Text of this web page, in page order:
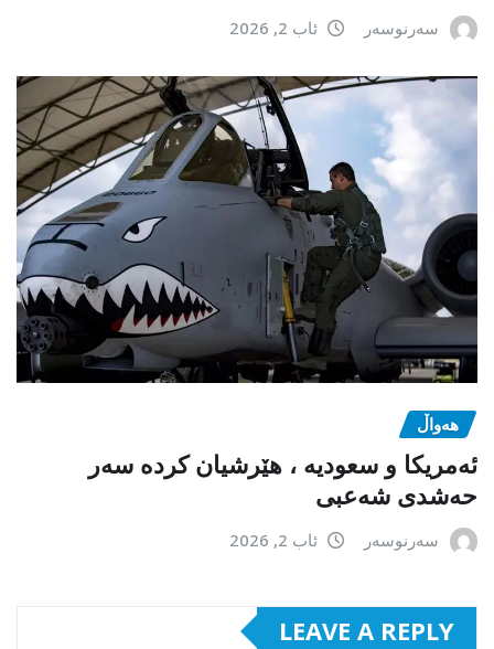
سەرنوسەر ئاب 2, 2026
هەواڵ
ئەمریکا و سعودیە ، هێرشیان کردە سەر
حەشدی شەعبی
سەرنوسەر ئاب 2, 2026
LEAVE A REPLY